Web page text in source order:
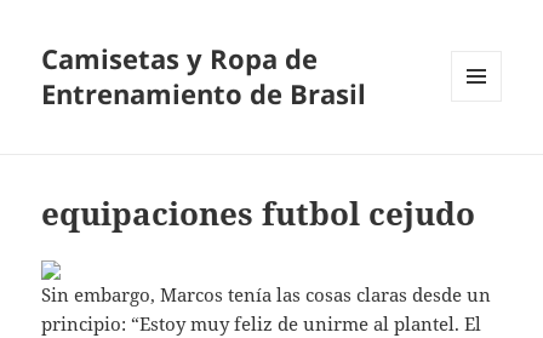
Camisetas y Ropa de
Entrenamiento de Brasil
equipaciones futbol cejudo
Sin embargo, Marcos tenía las cosas claras desde un
principio: “Estoy muy feliz de unirme al plantel. El